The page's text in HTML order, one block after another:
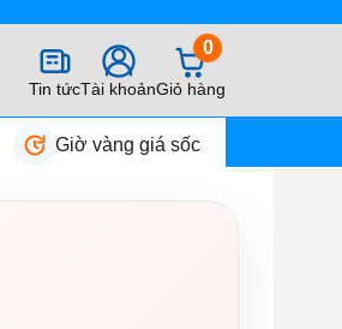
Tin tứcTài khoản
0
Giỏ hàng
Giờ vàng giá sốc